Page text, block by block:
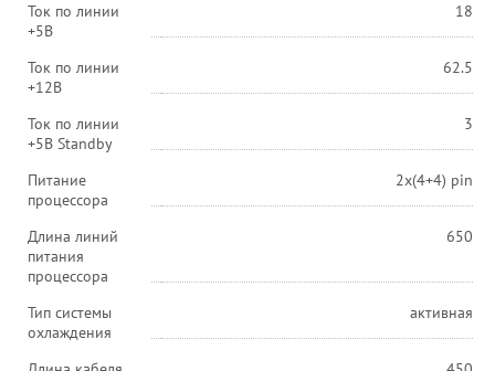
Ток по линии
+5В
18
Ток по линии
+12В
62.5
Ток по линии
+5В Standby
3
Питание
процессора
2x(4+4) pin
Длина линий
питания
процессора
650
Тип системы
охлаждения
активная